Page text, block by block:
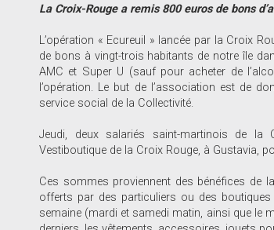
La Croix-Rouge a remis 800 euros de bons d
L’opération « Ecureuil » lancée par la Croix
de bons à vingt-trois habitants de notre île
AMC et Super U (sauf pour acheter de
l’opération. Le but de l’association est de
service social de la Collectivité.
Jeudi, deux salariés saint-martinois de la
Vestiboutique de la Croix Rouge, à Gustavia,
Ces sommes proviennent des bénéfices de
offerts par des particuliers ou des
semaine (mardi et samedi matin, ainsi que le